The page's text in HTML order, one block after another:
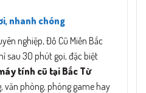
nhanh chóng
nghiệp, Đồ Cũ Miền Bắc
sau 30 phút gọi, đặc biệt
tính cũ tại Bắc Từ
văn phòng, phòng game hay